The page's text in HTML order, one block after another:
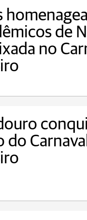
de
no
do